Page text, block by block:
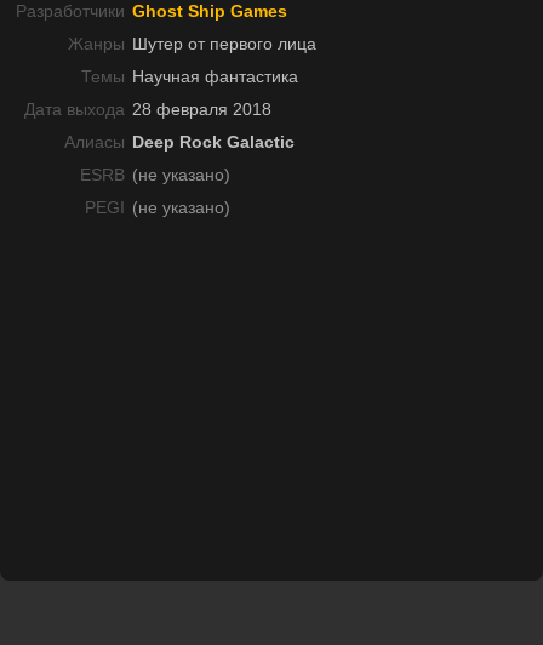
Разработчики Ghost Ship Games
Жанры Шутер от первого лица
Темы Научная фантастика
Дата выхода 28 февраля 2018
Алиасы Deep Rock Galactic
ESRB (не указано)
PEGI (не указано)